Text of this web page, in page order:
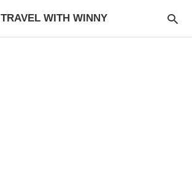
TRAVEL WITH WINNY